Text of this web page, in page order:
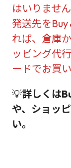
はいりませ
発送先を
れば、倉庫
ッピング代
ードでお買
💡詳しくは
や、ショッ
い。